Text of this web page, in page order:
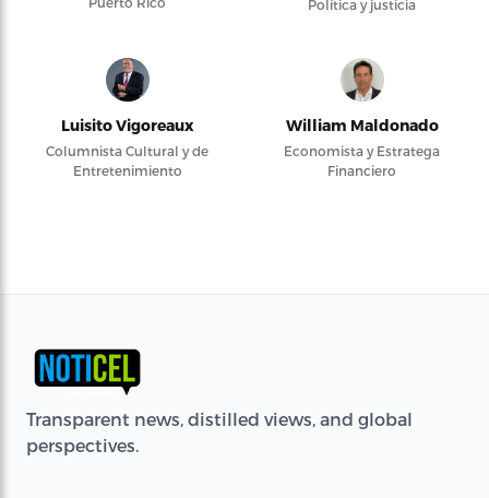
Política y justicia
Luisito Vigoreaux
Columnista Cultural y de
Entretenimiento
William Maldonado
Economista y Estratega
Financiero
Transparent news, distilled views, and global
perspectives.